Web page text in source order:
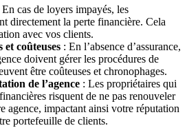
En cas de loyers impayés, les
directement la perte financière. Cela
avec vos clients.
et coûteuses : En l’absence d’assurance,
doivent gérer les procédures de
être coûteuses et chronophages.
de l’agence : Les propriétaires qui
risquent de ne pas renouveler
agence, impactant ainsi votre réputation
portefeuille de clients.